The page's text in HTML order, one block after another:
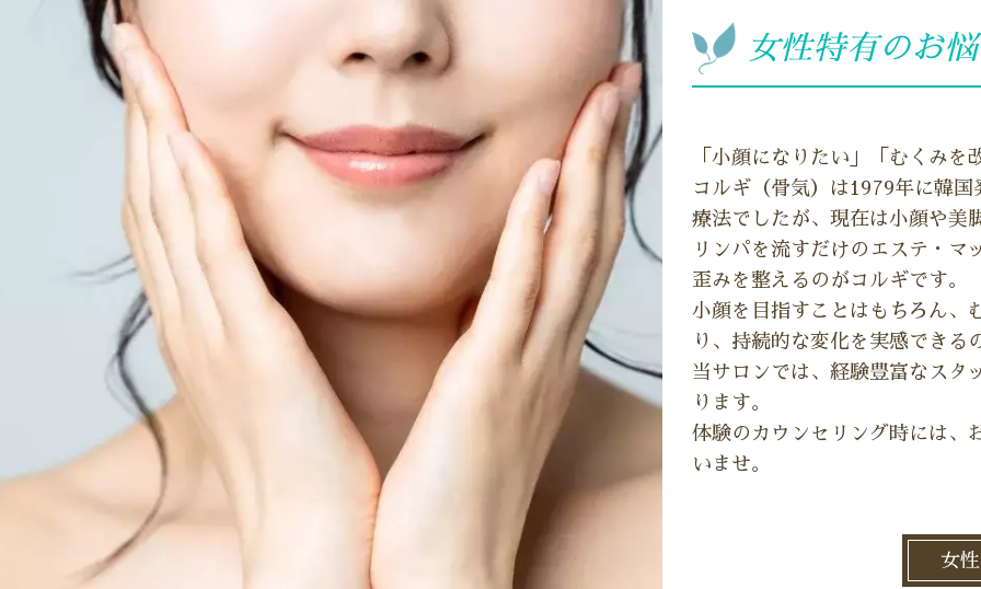
女性特有のお
「小顔になりたい」「むくみ
コルギ（骨気）は1979年に韓
療法でしたが、現在は小顔や美
リンパを流すだけのエステ・マ
歪みを整えるのがコルギです。
小顔を目指すことはもちろん、
り、持続的な変化を実感できる
当サロンでは、経験豊富なスタ
ります。
体験のカウンセリング時には、
いませ。
女